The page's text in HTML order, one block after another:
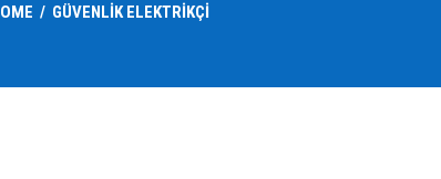
/ GÜVENLIK ELEKTRIKÇI